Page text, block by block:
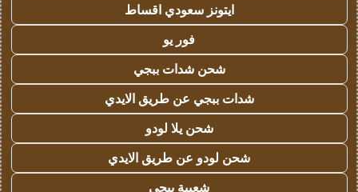
ايتونز سعودي اقساط
فور يو
شحن شدات ببجي
شدات ببجي عن طريق الايدي
شحن يلا لودو
شحن لودو عن طريق الايدي
شعبية ببجي